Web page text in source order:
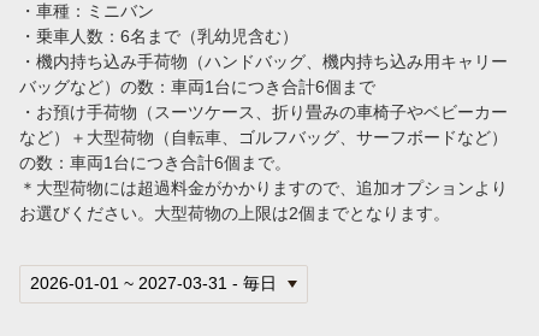
・車種：ミニバン
・乗車人数：6名まで（乳幼児含む）
・機内持ち込み手荷物（ハンドバッグ、機内持ち込み用キャリー
バッグなど）の数：車両1台につき合計6個まで
・お預け手荷物（スーツケース、折り畳みの車椅子やベビーカー
など）＋大型荷物（自転車、ゴルフバッグ、サーフボードなど）
の数：車両1台につき合計6個まで。
＊大型荷物には超過料金がかかりますので、追加オプションより
お選びください。大型荷物の上限は2個までとなります。